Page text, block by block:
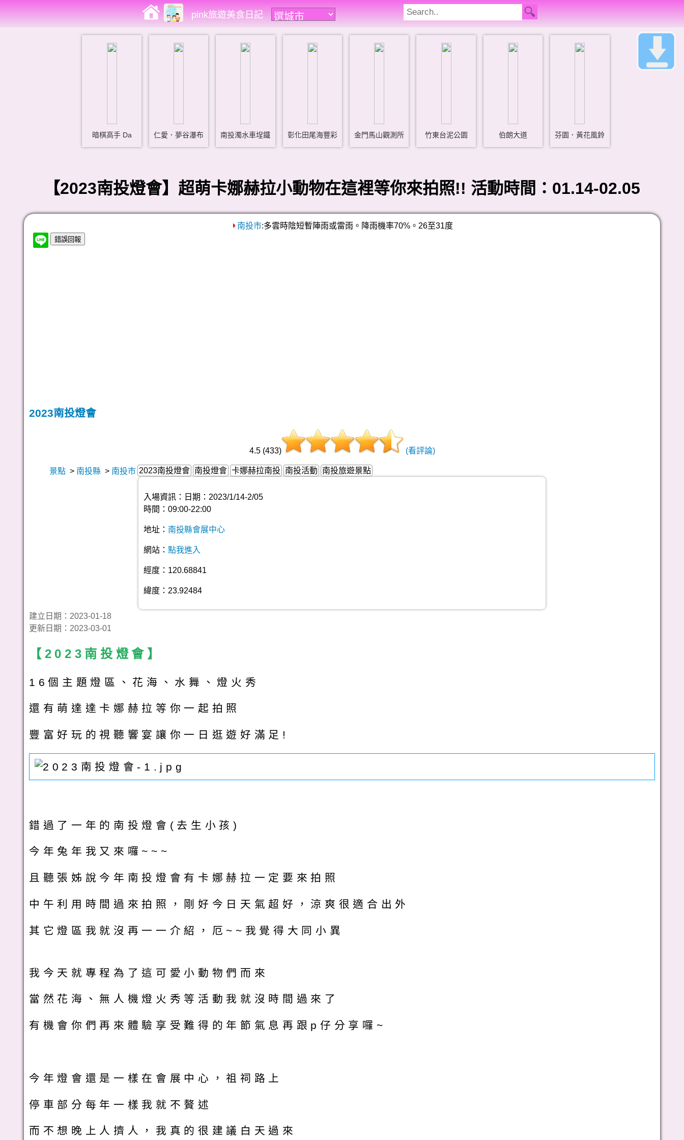
pink旅遊美食日記
暗棋高手 Da 仁愛．夢谷瀑布 南投濁水車埕鐵 彰化田尾海豐彩 金門馬山觀測所 竹東台泥公園 伯朗大道 芬園．黃花風鈴
【2023南投燈會】超萌卡娜赫拉小動物在這裡等你來拍照!! 活動時間：01.14-02.05
南投市:多雲時陰短暫陣雨或雷雨。降雨機率70%。26至31度
2023南投燈會
4.5 (433) (看評論)
景點 > 南投縣 > 南投市 2023南投燈會 南投燈會 卡娜赫拉南投 南投活動 南投旅遊景點
入場資訊：日期：2023/1/14-2/05
時間：09:00-22:00
地址： 南投縣會展中心
網站： 點我進入
經度：120.68841
緯度：23.92484
建立日期：2023-01-18
更新日期：2023-03-01
【2023南投燈會】
16個主題燈區、花海、水舞、燈火秀
還有萌達達卡娜赫拉等你一起拍照
豐富好玩的視聽響宴讓你一日逛遊好滿足!
錯過了一年的南投燈會(去生小孩)
今年兔年我又來囉~~~
且聽張姊說今年南投燈會有卡娜赫拉一定要來拍照
中午利用時間過來拍照，剛好今日天氣超好，涼爽很適合出外
其它燈區我就沒再一一介紹，厄~~我覺得大同小異
我今天就專程為了這可愛小動物們而來
當然花海、無人機燈火秀等活動我就沒時間過來了
有機會你們再來體驗享受難得的年節氣息再跟p仔分享囉~
今年燈會還是一樣在會展中心，祖祠路上
停車部分每年一樣我就不贅述
而不想晚上人擠人，我真的很建議白天過來